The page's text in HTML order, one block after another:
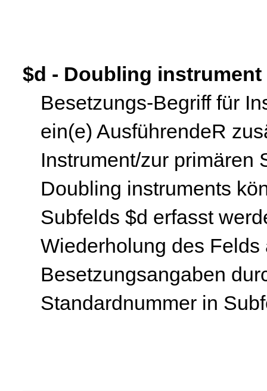
$d - Doubling instrument
Besetzungs-Begriff für
ein(e) AusführendeR
Instrument/zur
Doubling instruments
Subfelds $d erfasst
Wiederholung des
Besetzungsangaben
Standardnummer in